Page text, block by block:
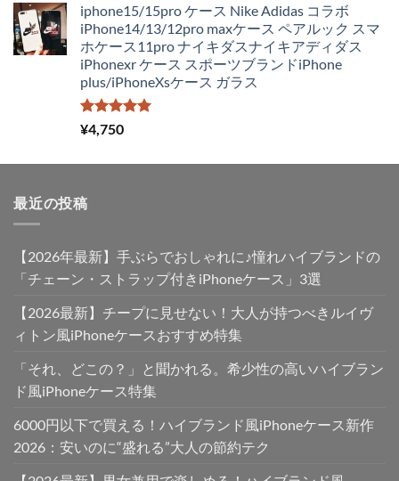
価
格
は
¥4,250
で
し
の
価
格
は
¥2,980
iphone15/15pro ケース Nike Adidas コラボ
iPhone14/13/12pro maxケース ペアルック スマ
ホケース11pro ナイキダスナイキアディダス
iPhonexr ケース スポーツブランドiPhone
plus/iPhoneXsケース ガラス
5段階中
5.00
¥4,750
最近の投稿
【2026年最新】手ぶらでおしゃれに♪憧れハイブランドの
「チェーン・ストラップ付きiPhoneケース」3選
【2026最新】チープに見せない！大人が持つべきルイヴ
ィトン風iPhoneケースおすすめ特集
「それ、どこの？」と聞かれる。希少性の高いハイブラン
ド風iPhoneケース特集
6000円以下で買える！ハイブランド風iPhoneケース新作
2026：安いのに“盛れる”大人の節約テク